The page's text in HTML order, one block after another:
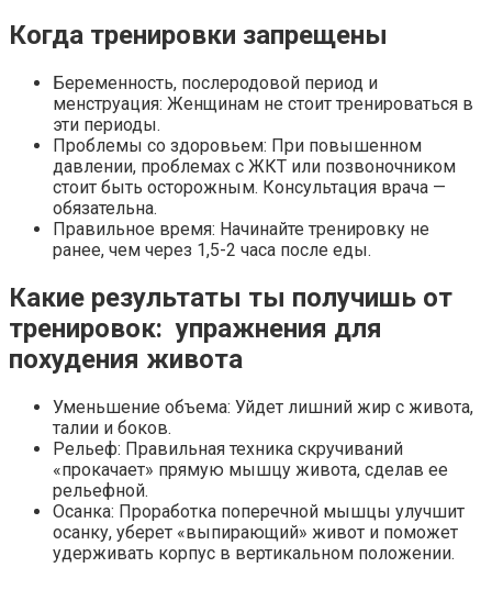
Когда тренировки запрещены
Беременность, послеродовой период и
менструация: Женщинам не стоит тренироваться в
эти периоды.
Проблемы со здоровьем: При повышенном
давлении, проблемах с ЖКТ или позвоночником
стоит быть осторожным. Консультация врача —
обязательна.
Правильное время: Начинайте тренировку не
ранее, чем через 1,5-2 часа после еды.
Какие результаты ты получишь от
тренировок: упражнения для
похудения живота
Уменьшение объема: Уйдет лишний жир с живота,
талии и боков.
Рельеф: Правильная техника скручиваний
«прокачает» прямую мышцу живота, сделав ее
рельефной.
Осанка: Проработка поперечной мышцы улучшит
осанку, уберет «выпирающий» живот и поможет
удерживать корпус в вертикальном положении.